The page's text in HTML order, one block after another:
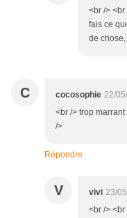
<br />
fais ce
de
C cocosophie 22/
<br /> trop
/>
Répondre
V vivi 23/
<br />